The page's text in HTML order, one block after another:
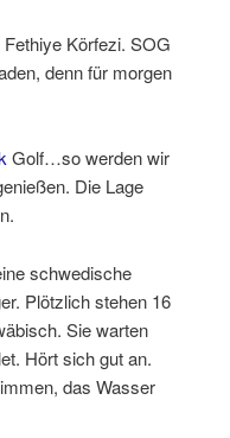
Körfezi. SOG
denn für morgen
Golf…so werden wir
Die Lage
schwedische
Plötzlich stehen 16
Sie warten
Hört sich gut an.
das Wasser